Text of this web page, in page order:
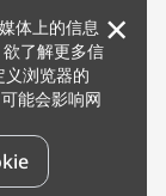
体上的信息
了解更多信
义浏览器的
能会影响网
×